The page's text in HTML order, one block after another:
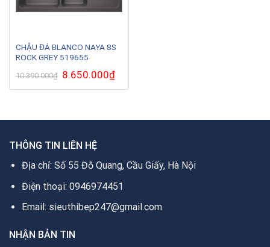
CHẬU ĐÁ BLANCO NAYA 8S
ROCK GREY 519655
10.390.000₫ Giá
gốc
là:
8.650.000₫Giá
hiện
tại
THÔNG TIN LIÊN HỆ
Địa chỉ: Số 55 Đỗ Quang, Cầu Giấy, Hà Nội
Điện thoại: 0946974451
Email: sieuthibep247@gmail.com
NHẬN BẢN TIN